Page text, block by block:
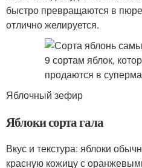
быстро превращаются в
отлично желируется.
Яблочный зефир
Яблоки сорта гала
Вкус и текстура: яблоки
красную кожицу с